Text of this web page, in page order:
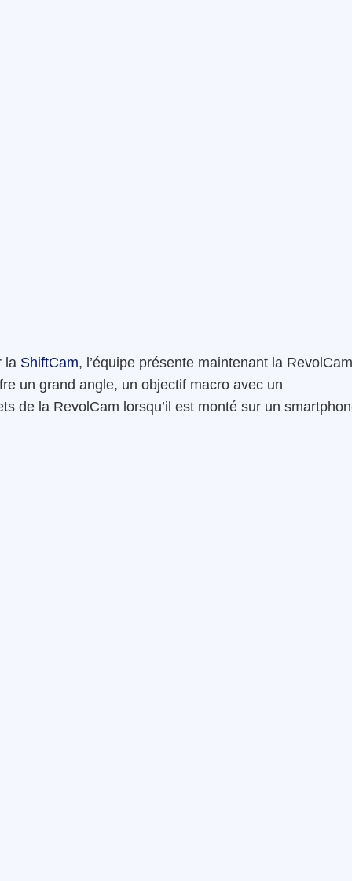
la ShiftCam, l’équipe présente maintenant la RevolCam
un grand angle, un objectif macro avec un
de la RevolCam lorsqu’il est monté sur un